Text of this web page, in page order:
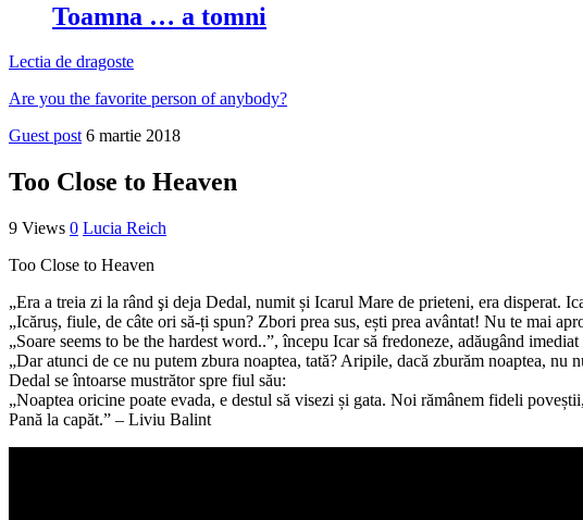
Toamna … a tomni
Lectia de dragoste
Are you the favorite person of anybody?
Guest post 6 martie 2018
Too Close to Heaven
9 Views 0 Lucia Reich
Too Close to Heaven
„Era a treia zi la rând şi deja Dedal, numit și Icarul Mare de prieteni, era disperat.
„Icăruș, fiule, de câte ori să-ți spun? Zbori prea sus, ești prea avântat! Nu te mai
„Soare seems to be the hardest word..”, începu Icar să fredoneze, adăugând
„Dar atunci de ce nu putem zbura noaptea, tată? Aripile, dacă zburăm noaptea, nu
Dedal se întoarse mustrător spre fiul său:
„Noaptea oricine poate evada, e destul să visezi și gata. Noi rămânem fideli
Pană la capăt.” – Liviu Balint